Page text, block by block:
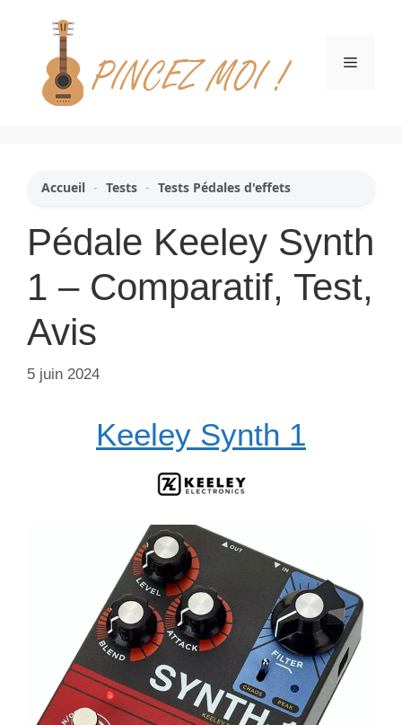
contenu
Menu
Accueil - Tests - Tests Pédales d'effets
Pédale Keeley Synth
1 – Comparatif, Test,
Avis
5 juin 2024
Keeley Synth 1